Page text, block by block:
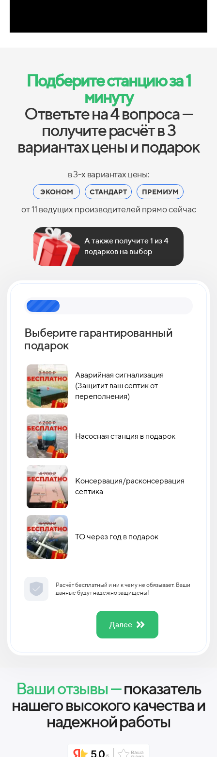
Подберите станцию за 1
минуту
Ответьте на 4 вопроса —
получите расчёт в 3
вариантах цены и подарок
в 3-х вариантах цены:
ЭКОНОМ СТАНДАРТ ПРЕМИУМ
от 11 ведущих производителей прямо сейчас
А также получите 1 из 4
подарков на выбор
Выберите гарантированный
подарок
Аварийная сигнализация
(Защитит ваш септик от
переполнения)
Насосная станция в подарок
Консервация/расконсервация
септика
ТО через год в подарок
Расчёт бесплатный и ни к чему не обязывает. Ваши
данные будут надежно защищены!
Далее
Ваши отзывы —показатель
нашего высокого качества и
надежной работы